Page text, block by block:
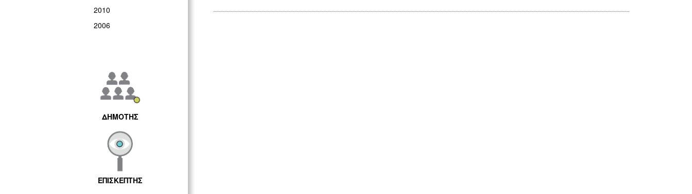
2010
2006
ΔΗΜΟΤΗΣ
ΕΠΙΣΚΕΠΤΗΣ